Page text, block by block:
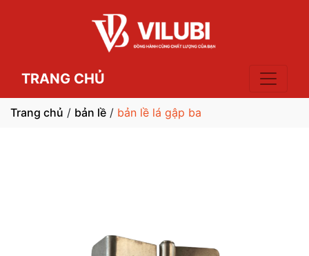
TRANG CHỦ
Trang chủ / bản lề / bản lề lá gập ba